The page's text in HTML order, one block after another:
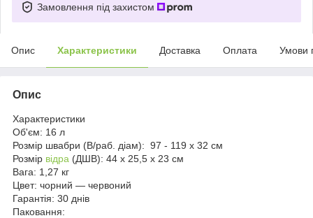
Замовлення під захистом
Опис Характеристики Доставка Оплата Умови
Опис
Характеристики
Об'єм: 16 л
Розмір швабри (В/раб. діам): 97 - 119 х 32 см
Розмір відра (ДШВ): 44 х 25,5 х 23 см
Вага: 1,27 кг
Цвет: чорний — червоний
Гарантія: 30 днів
Паковання: